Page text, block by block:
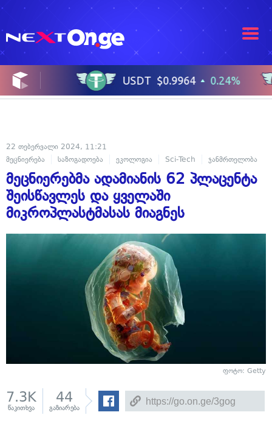
22 თებერვალი 2024, 11:21
მეცნიერება
საზოგადოება ეკოლოგია Sci-Tech ჯანმრთელობა
მეცნიერებმა ადამიანის 62 პლაცენტა
შეისწავლეს და ყველაში
მიკროპლასტმასას მიაგნეს
ფოტო: Getty
7.3K
წაკითხვა
44
გაზიარება